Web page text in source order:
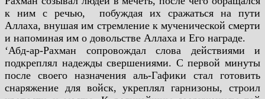
к ним с речью, побуждая их сражаться на пути
Аллаха, внушая им стремление к мученической смерти
и напоминая им о довольстве Аллаха и Его награде.
‘Абд-ар-Рахман сопровождал слова действиями и
подкреплял надежды свершениями. С первой минуты
после своего назначения аль-Гафики стал готовить
снаряжение для войск, укреплялгарнизоны, строил